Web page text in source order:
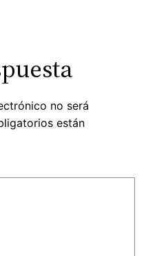
no será
están